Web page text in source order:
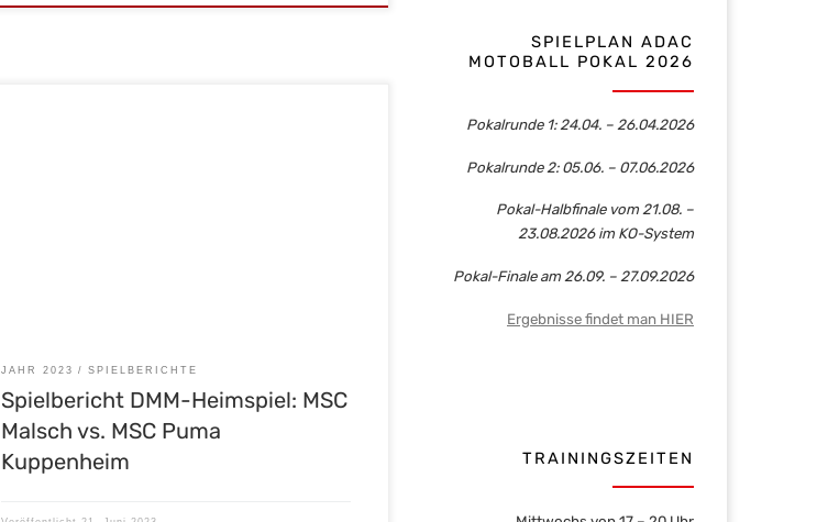
JAHR 2023 SPIELBERICHTE
Spielbericht DMM-Heimspiel: MSC
Malsch vs. MSC Puma
Kuppenheim
SPIELPLAN ADAC
MOTOBALL POKAL 2026
Pokalrunde 1: 24.04. – 26.04.2026
Pokalrunde 2: 05.06. – 07.06.2026
Pokal-Halbfinale vom 21.08. –
23.08.2026 im KO-System
Pokal-Finale am 26.09. – 27.09.2026
Ergebnisse findet man HIER
TRAININGSZEITEN